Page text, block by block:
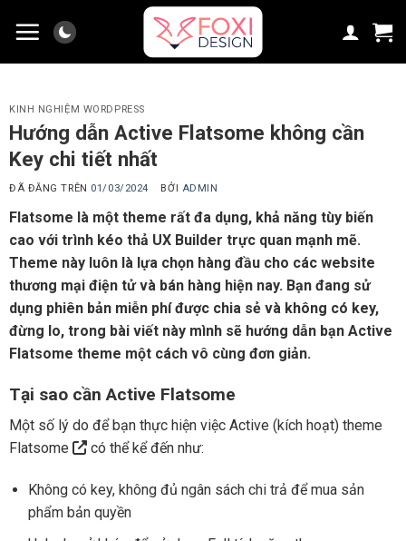
đến
KINH NGHIỆM WORDPRESS
Hướng dẫn Active Flatsome không cần
Key chi tiết nhất
ĐÃ ĐĂNG TRÊN 01/03/2024 BỞI ADMIN
Flatsome là một theme rất đa dụng, khả năng tùy biến
cao với trình kéo thả UX Builder trực quan mạnh mẽ.
Theme này luôn là lựa chọn hàng đầu cho các website
thương mại điện tử và bán hàng hiện nay. Bạn đang sử
dụng phiên bản miễn phí được chia sẻ và không có key,
đừng lo, trong bài viết này mình sẽ hướng dẫn bạn Active
Flatsome theme một cách vô cùng đơn giản.
Tại sao cần Active Flatsome
Một số lý do để bạn thực hiện việc Active (kích hoạt) theme
Flatsome
có thể kể đến như:
Không có key, không đủ ngân sách chi trả để mua sản
phẩm bản quyền